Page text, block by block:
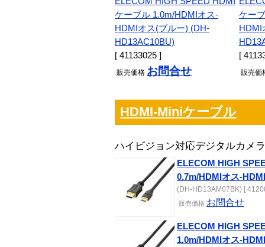
ケーブル 1.0m/HDMIオス-
HDMIオス(ブルー) (DH-
HD13AC10BU)
[ 41133025 ]
販売価格 お問合せ
ケー
HDMI
[
販売価
HDMI-Miniケーブル
ハイビジョン対応デジタルカメ
ELECOM HIGH
0.7m/HDMIオス-
(DH-HD13AM07BK) [
販売価格 お問合せ
ELECOM HIGH
1.0m/HDMIオス-